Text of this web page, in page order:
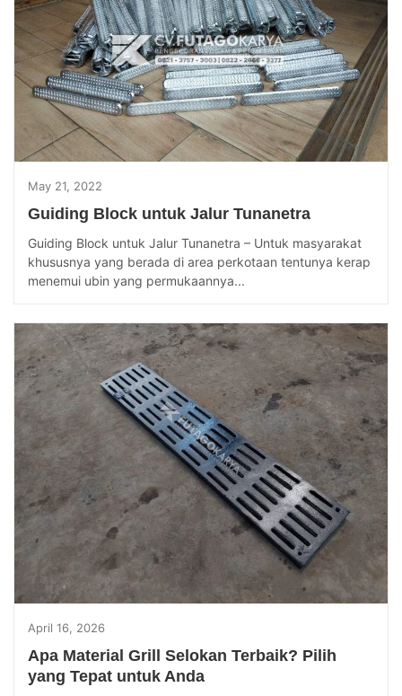
May 21, 2022
Guiding Block untuk Jalur Tunanetra
Guiding Block untuk Jalur Tunanetra – Untuk masyarakat
khususnya yang berada di area perkotaan tentunya kerap
menemui ubin yang permukaannya...
April 16, 2026
Apa Material Grill Selokan Terbaik? Pilih
yang Tepat untuk Anda